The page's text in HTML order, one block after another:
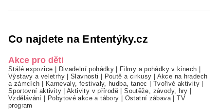
Co najdete na Ententýky.cz
Akce pro děti
Stálé expozice Divadelní pohádky Filmy a pohádky v kinech
Výstavy a veletrhy|Slavnosti Poutě a cirkusy
Akce na hradech
a zámcích
Karnevaly, festivaly, hudba, tanec Tvořivé aktivity
Sportovní aktivity|Aktivity v přírodě |Soutěže, závody, hry
Vzdělávání
Pobytové akce a tábory Ostatní zábava|TV
program